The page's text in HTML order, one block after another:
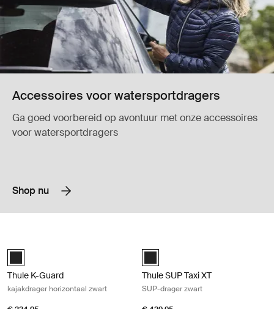
Accessoires voor watersportdragers
Ga goed voorbereid op avontuur met onze accessoires
voor watersportdragers
Shop nu
Thule K-Guard Zwart (selected)
Thule K-Guard
kajakdrager horizontaal zwart
Black (selected)
Thule SUP Taxi XT
SUP-drager zwart